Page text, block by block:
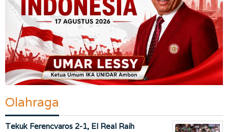
Olahraga
Tekuk Ferencvaros 2-1, El Real Raih